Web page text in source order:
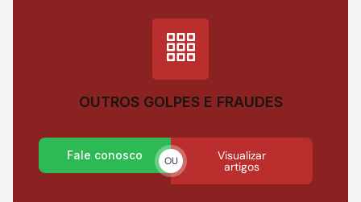
OUTROS GOLPES E FRAUDES
Fale conosco OU Visualizar
artigos